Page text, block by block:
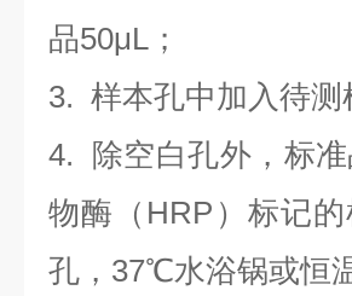
品50μL；
3. 样本孔中加 入待测
4.
除空白孔外，标
物酶（HRP）标记
孔，37℃水浴锅或恒